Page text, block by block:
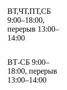
ВТ,ЧТ,ПТ,СБ
9:00–18:00,
перерыв 13:00–
14:00
ВТ-СБ 9:00–
18:00, перерыв
13:00–14:00